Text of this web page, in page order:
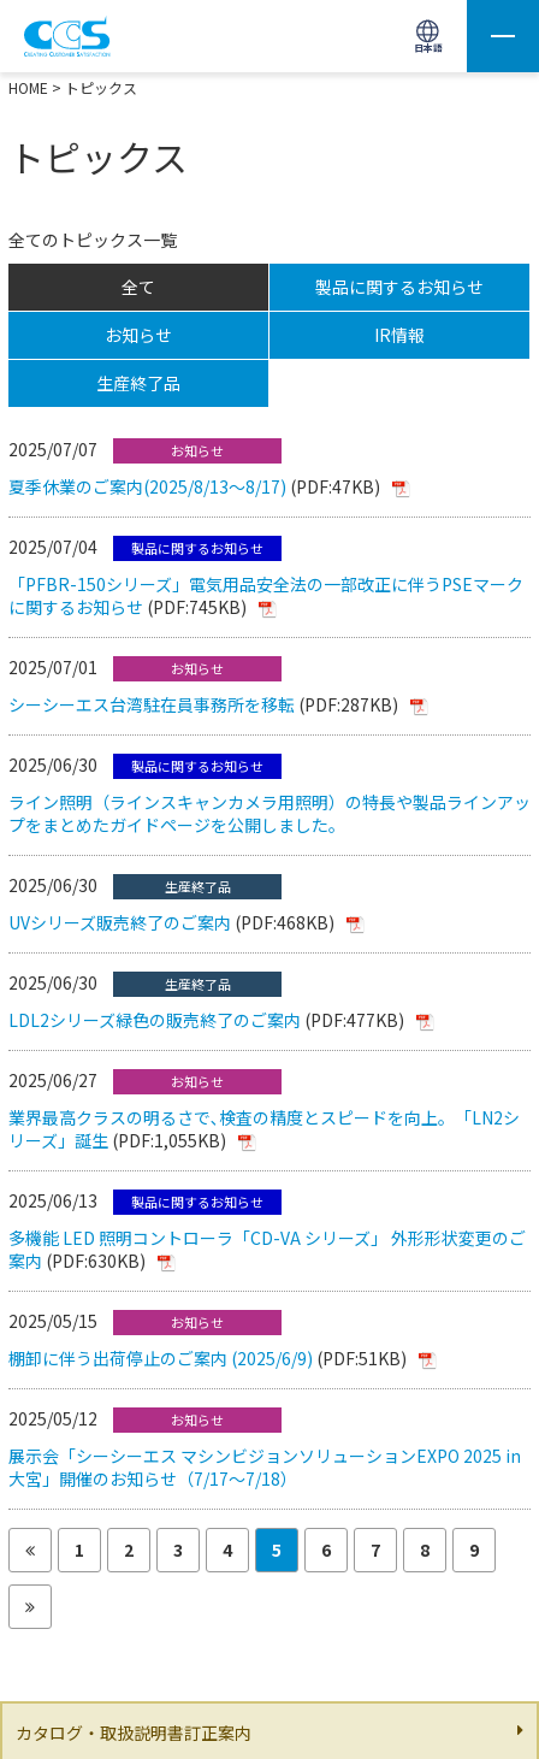
日本語
画像処理用の製品検索 サイト内検索(Enterで実行)
HOME > トピックス
トピックス
全てのトピックス一覧
全て
製品に関するお知らせ
お知らせ
IR情報
生産終了品
2025/07/07 お知らせ
夏季休業のご案内(2025/8/13～8/17) (PDF:47KB)
2025/07/04 製品に関するお知らせ
「PFBR-150シリーズ」電気用品安全法の一部改正に伴うPSEマーク
に関するお知らせ (PDF:745KB)
2025/07/01 お知らせ
シーシーエス台湾駐在員事務所を移転 (PDF:287KB)
2025/06/30 製品に関するお知らせ
ライン照明（ラインスキャンカメラ用照明）の特長や製品ラインアッ
プをまとめたガイドページを公開しました。
2025/06/30 生産終了品
UVシリーズ販売終了のご案内 (PDF:468KB)
2025/06/30 生産終了品
LDL2シリーズ緑色の販売終了のご案内 (PDF:477KB)
2025/06/27 お知らせ
業界最高クラスの明るさで､検査の精度とスピードを向上。「LN2シ
リーズ」誕生 (PDF:1,055KB)
2025/06/13 製品に関するお知らせ
多機能 LED 照明コントローラ「CD-VA シリーズ」 外形形状変更のご
案内 (PDF:630KB)
2025/05/15 お知らせ
棚卸に伴う出荷停止のご案内 (2025/6/9) (PDF:51KB)
2025/05/12 お知らせ
展示会「シーシーエス マシンビジョンソリューションEXPO 2025 in
大宮」開催のお知らせ（7/17～7/18）
1 2 3 4 5 6 7 8 9
カタログ・取扱説明書訂正案内